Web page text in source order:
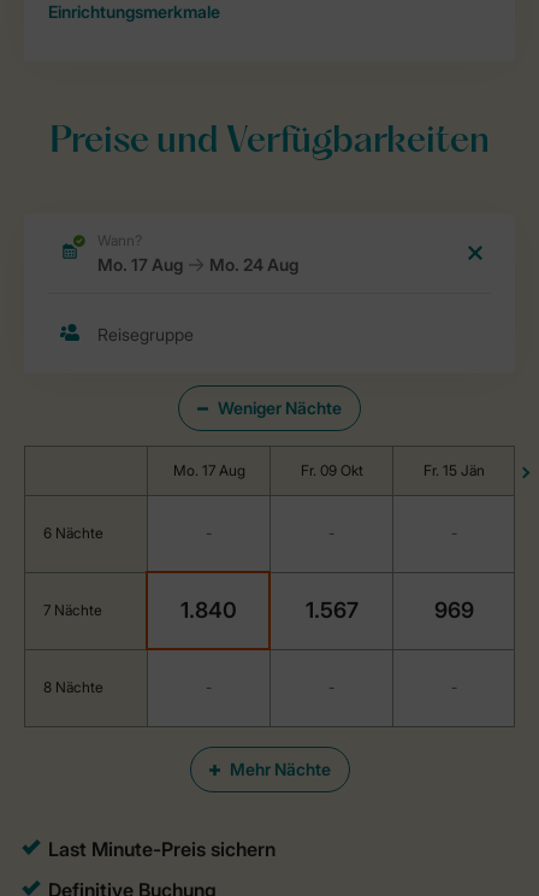
Einrichtungsmerkmale
Preise und Verfügbarkeiten
Weniger Nächte
Mehr Nächte
Mo. 17 Aug Fr. 09 Okt Fr. 15 Jän
6 Nächte - - -
7 Nächte 1.840 1.567 969
8 Nächte - - -